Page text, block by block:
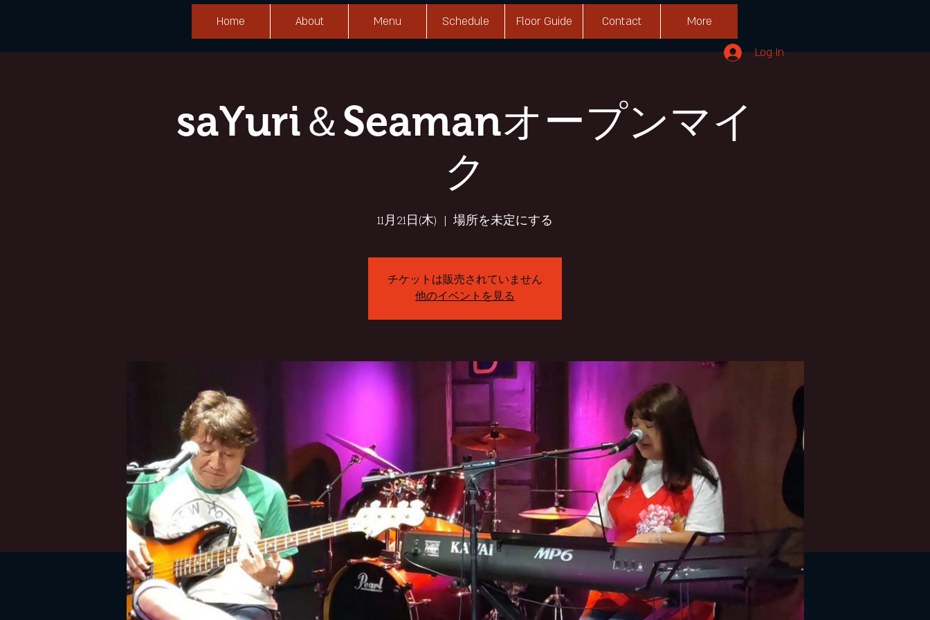
Home About Menu Schedule Floor Guide Contact More
Log In
saYuri＆Seamanオープンマイ
ク
11月21日(木)
  |
場所を未定にする
チケットは販売されていません
他のイベントを見る